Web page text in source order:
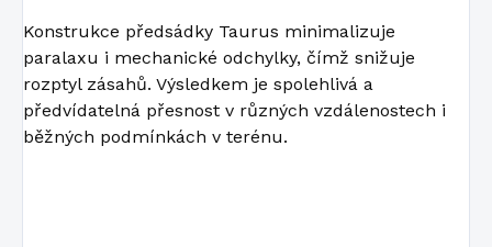
Konstrukce předsádky Taurus minimalizuje
paralaxu i mechanické odchylky, čímž snižuje
rozptyl zásahů. Výsledkem je spolehlivá a
předvídatelná přesnost v různých vzdálenostech i
běžných podmínkách v terénu.